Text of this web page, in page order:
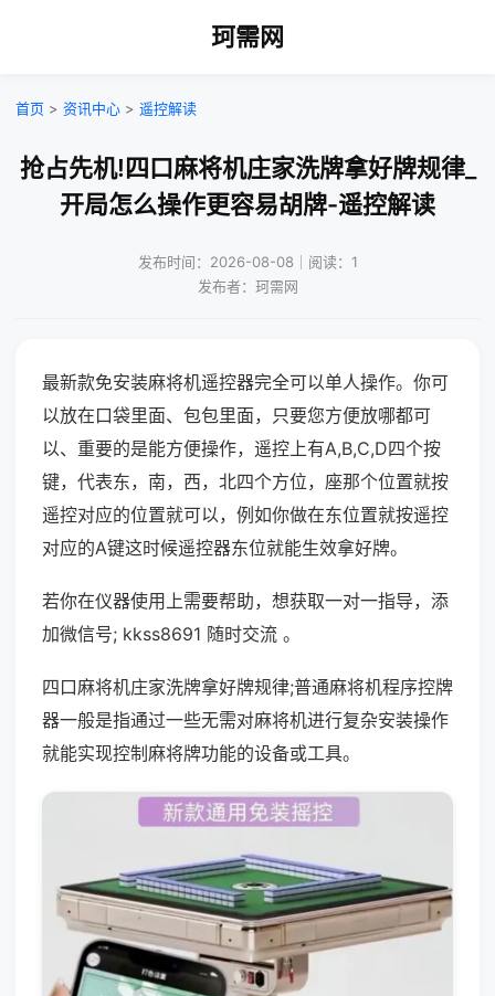
珂需网
首页 > 资讯中心 > 遥控解读
抢占先机!四口麻将机庄家洗牌拿好牌规律_
开局怎么操作更容易胡牌-遥控解读
发布时间：2026-08-08｜阅读：1
发布者：珂需网
最新款免安装麻将机遥控器完全可以单人操作。你可
以放在口袋里面、包包里面，只要您方便放哪都可
以、重要的是能方便操作，遥控上有A,B,C,D四个按
键，代表东，南，西，北四个方位，座那个位置就按
遥控对应的位置就可以，例如你做在东位置就按遥控
对应的A键这时候遥控器东位就能生效拿好牌。
若你在仪器使用上需要帮助，想获取一对一指导，添
加微信号; kkss8691 随时交流 。
四口麻将机庄家洗牌拿好牌规律;普通麻将机程序控牌
器一般是指通过一些无需对麻将机进行复杂安装操作
就能实现控制麻将牌功能的设备或工具。